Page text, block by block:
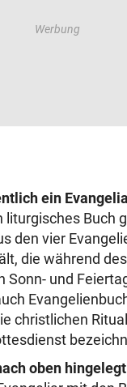
ein
liturgisches Buch
den vier
die während des
Sonn- und
christlichen
oben hingelegt